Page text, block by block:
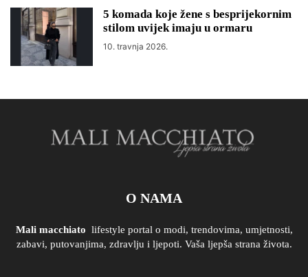
5 komada koje žene s besprijekornim
stilom uvijek imaju u ormaru
10. travnja 2026.
O NAMA
Mali macchiato lifestyle portal o modi, trendovima, umjetnosti,
zabavi, putovanjima, zdravlju i ljepoti. Vaša ljepša strana života.